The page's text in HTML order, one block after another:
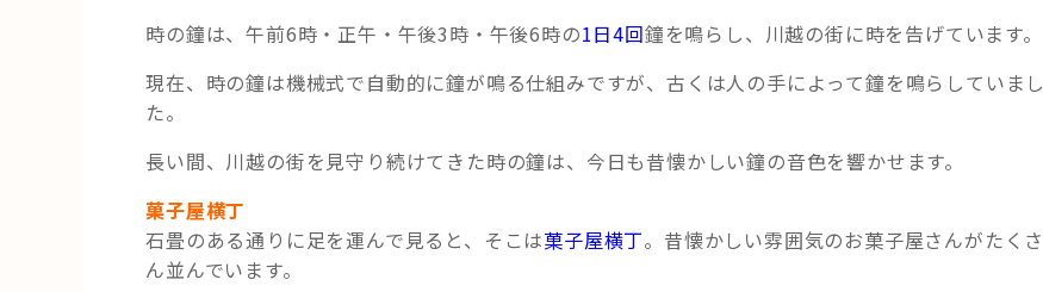
時の鐘は、午前6時・正午・午後3時・午後6時の1日4回鐘を鳴らし、川越の街に時を告げています。
現在、時の鐘は機械式で自動的に鐘が鳴る仕組みですが、古くは人の手によって鐘を鳴らしていまし
た。
長い間、川越の街を見守り続けてきた時の鐘は、今日も昔懐かしい鐘の音色を響かせます。
菓子屋横丁
石畳のある通りに足を運んで見ると、そこは菓子屋横丁。昔懐かしい雰囲気のお菓子屋さんがたくさ
ん並んでいます。